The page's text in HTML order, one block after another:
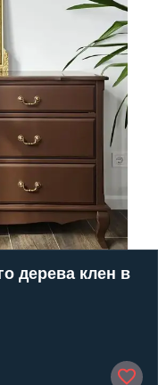
дерева клен в